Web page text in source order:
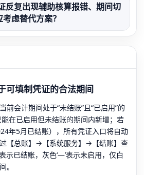
反复出现辅助核算报错、期间切
虑替代方案？
可填制凭证的合法期间
前会计期间处于“未结账”且“已启用”的
在已启用但未结账的期间内新增；若
年5月已结账），所有凭证入口将自动
【总账】→【系统服务】→【结账】查
示已结账，灰色‘—’表示未启用，仅白
。